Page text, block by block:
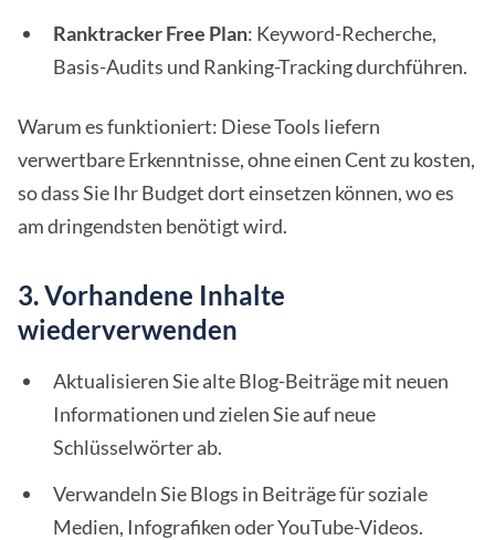
Ranktracker Free Plan: Keyword-Recherche,
Basis-Audits und Ranking-Tracking durchführen.
Warum es funktioniert: Diese Tools liefern
verwertbare Erkenntnisse, ohne einen Cent zu kosten,
so dass Sie Ihr Budget dort einsetzen können, wo es
am dringendsten benötigt wird.
3. Vorhandene Inhalte
wiederverwenden
Aktualisieren Sie alte Blog-Beiträge mit neuen
Informationen und zielen Sie auf neue
Schlüsselwörter ab.
Verwandeln Sie Blogs in Beiträge für soziale
Medien, Infografiken oder YouTube-Videos.